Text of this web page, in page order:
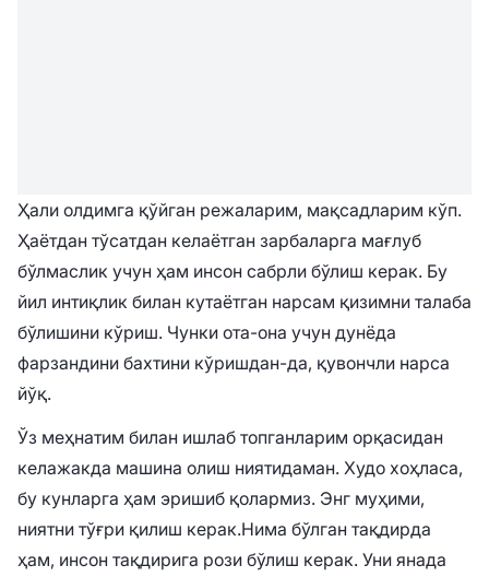
Ҳали олдимга қўйган режаларим, мақсадларим кўп.
Ҳаётдан тўсатдан келаётган зарбаларга мағлуб
бўлмаслик учун ҳам инсон сабрли бўлиш керак. Бу
йил интиқлик билан кутаётган нарсам қизимни талаба
бўлишини кўриш. Чунки ота-она учун дунёда
фарзандини бахтини кўришдан-да, қувончли нарса
йўқ.
Ўз меҳнатим билан ишлаб топганларим орқасидан
келажакда машина олиш ниятидаман. Худо хоҳласа,
бу кунларга ҳам эришиб қолармиз. Энг муҳими,
ниятни тўғри қилиш керак.Нима бўлган тақдирда
ҳам, инсон тақдирига рози бўлиш керак. Уни янада